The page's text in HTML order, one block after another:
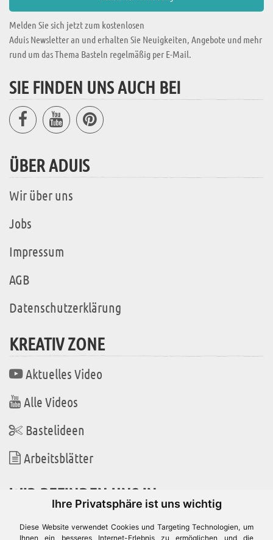
Ihre Privatsphäre ist uns wichtig
Diese Website verwendet Cookies und Targeting Technologien, um
Ihnen ein besseres Internet-Erlebnis zu ermöglichen und die
Melden Sie sich jetzt zum kostenlosen
Aduis Newsletter an und erhalten Sie Neuigkeiten, Angebote und mehr
rund um das Thema Basteln regelmäßig per E-Mail.
SIE FINDEN UNS AUCH BEI
ÜBER ADUIS
Wir über uns
Jobs
Impressum
AGB
Datenschutzerklärung
KREATIV ZONE
Aktuelles Video
Alle Videos
Bastelideen
Arbeitsblätter
WIR BEFINDEN UNS IN